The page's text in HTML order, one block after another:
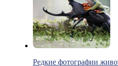
Редкие фотографии